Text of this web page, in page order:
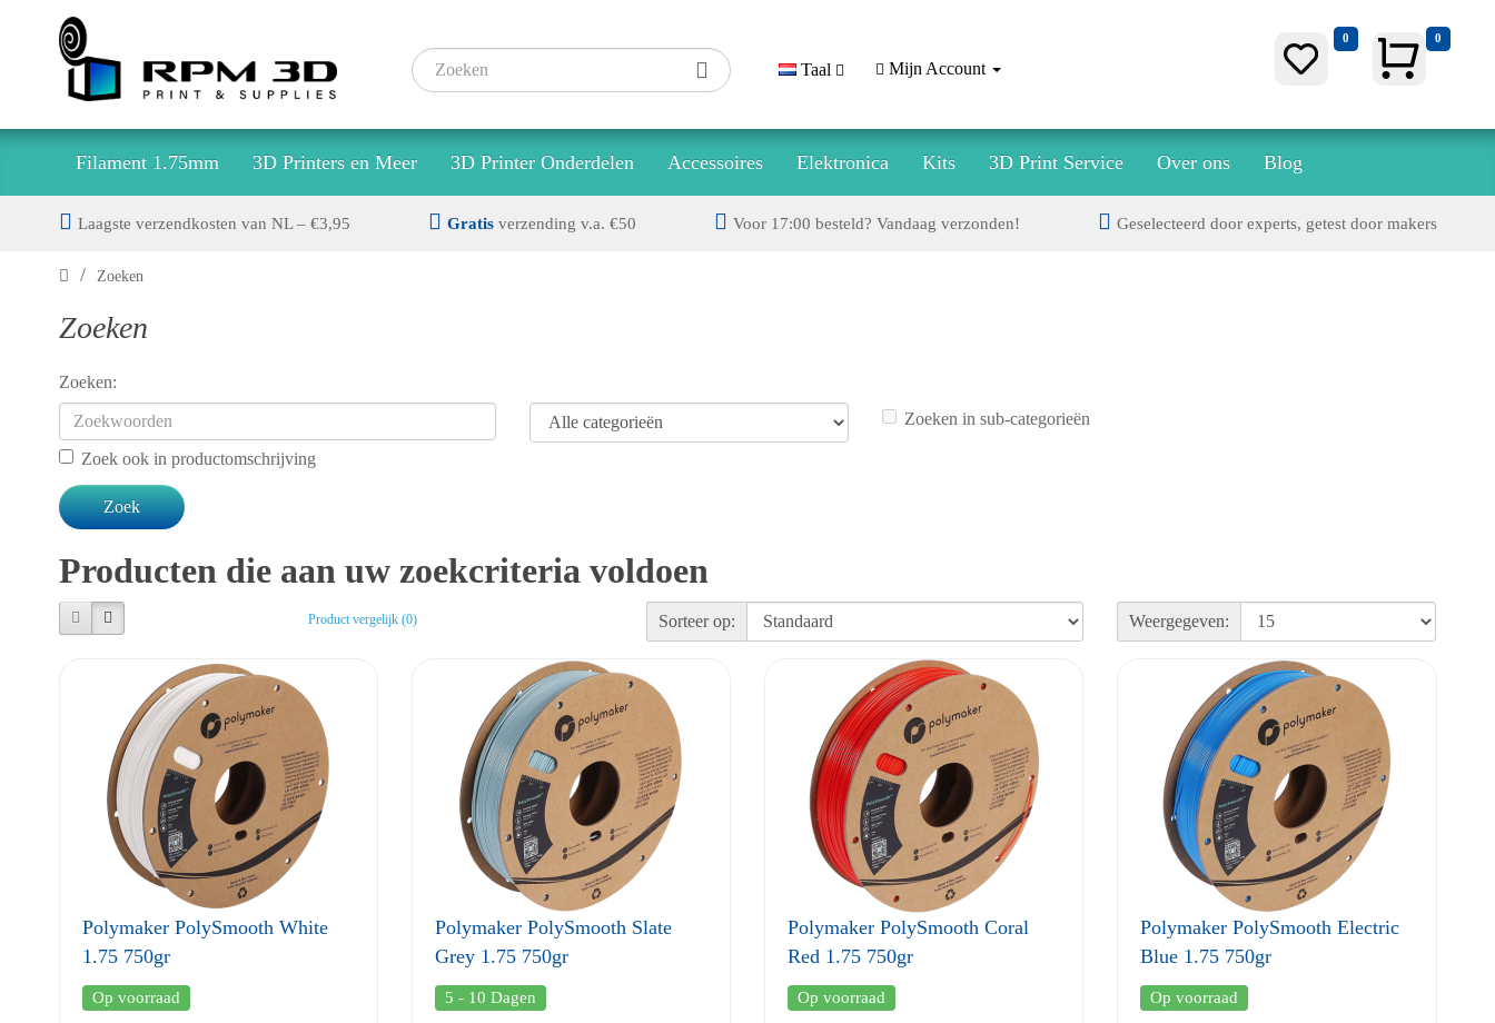
Taal Mijn Account
0 0
Filament 1.75mm 3D Printers en Meer 3D Printer Onderdelen Accessoires Elektronica Kits 3D Print Service Over ons Blog
Laagste verzendkosten van NL – €3,95 Gratisverzending v.a. €50 Voor 17:00 besteld? Vandaag verzonden! Geselecteerd door experts, getest door makers
Zoeken
Zoeken
Zoeken:
Zoeken in sub-categorieën
Zoek ook in productomschrijving
Producten die aan uw zoekcriteria voldoen
Product vergelijk (0) Sorteer op: Weergegeven:
Polymaker PolySmooth White
1.75 750gr
Op voorraad
Polymaker PolySmooth Slate
Grey 1.75 750gr
5 - 10 Dagen
Polymaker PolySmooth Coral
Red 1.75 750gr
Op voorraad
Polymaker PolySmooth Electric
Blue 1.75 750gr
Op voorraad